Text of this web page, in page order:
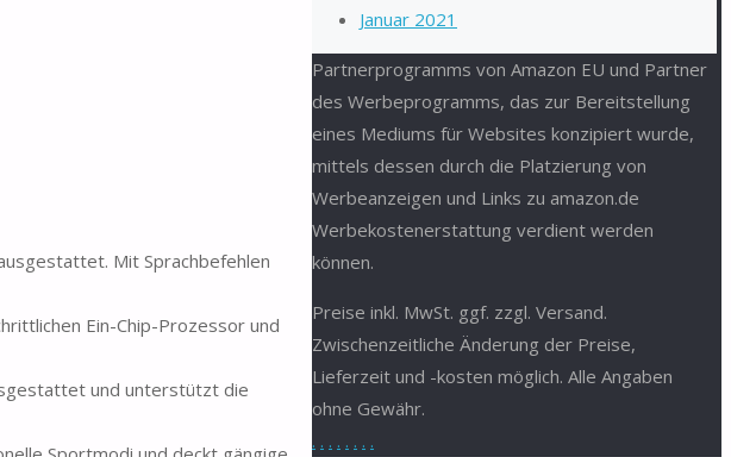
Mit Sprachbefehlen
Ein-Chip-Prozessor und
und unterstützt die
Januar 2021
Partnerprogramms von Amazon EU und Partner
des Werbeprogramms, das zur Bereitstellung
eines Mediums für Websites konzipiert wurde,
mittels dessen durch die Platzierung von
Werbeanzeigen und Links zu amazon.de
Werbekostenerstattung verdient werden
können.
Preise inkl. MwSt. ggf. zzgl. Versand.
Zwischenzeitliche Änderung der Preise,
Lieferzeit und -kosten möglich. Alle Angaben
ohne Gewähr.
. . . . . . . .